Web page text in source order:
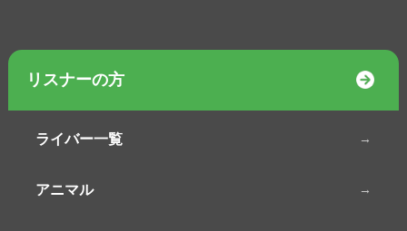
リスナーの方
ライバー一覧
アニマル